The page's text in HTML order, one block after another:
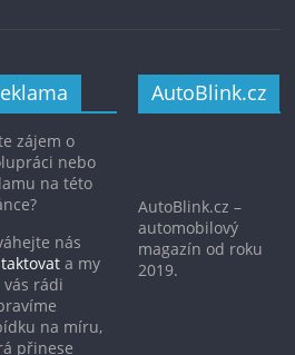
zájem o
nebo
na této
nás
a my
vás rádi
na míru,
přinese
AutoBlink.cz
AutoBlink.cz –
automobilový
magazín od roku
2019.